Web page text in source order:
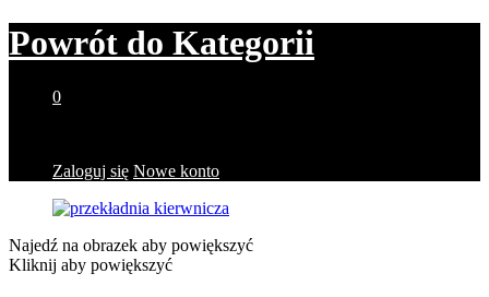
Powrót do Kategorii
0
Zaloguj się Nowe konto
Najedź na obrazek aby powiększyć
Kliknij aby powiększyć